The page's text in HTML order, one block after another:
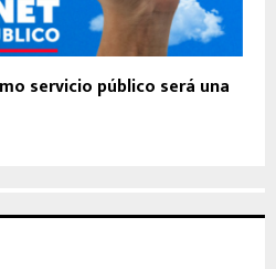
servicio público será una